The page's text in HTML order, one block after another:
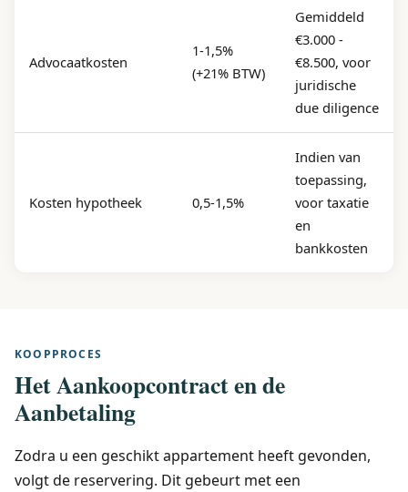
Advocaatkosten
1-1,5%
(+21% BTW)
Gemiddeld
€3.000 -
€8.500, voor
juridische
due diligence
Kosten hypotheek 0,5-1,5%
Indien van
toepassing,
voor taxatie
en
bankkosten
KOOPPROCES
Het Aankoopcontract en de
Aanbetaling
Zodra u een geschikt appartement heeft gevonden,
volgt de reservering. Dit gebeurt met een